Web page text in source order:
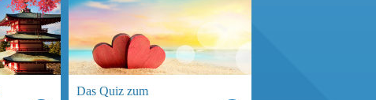
Das Quiz zum